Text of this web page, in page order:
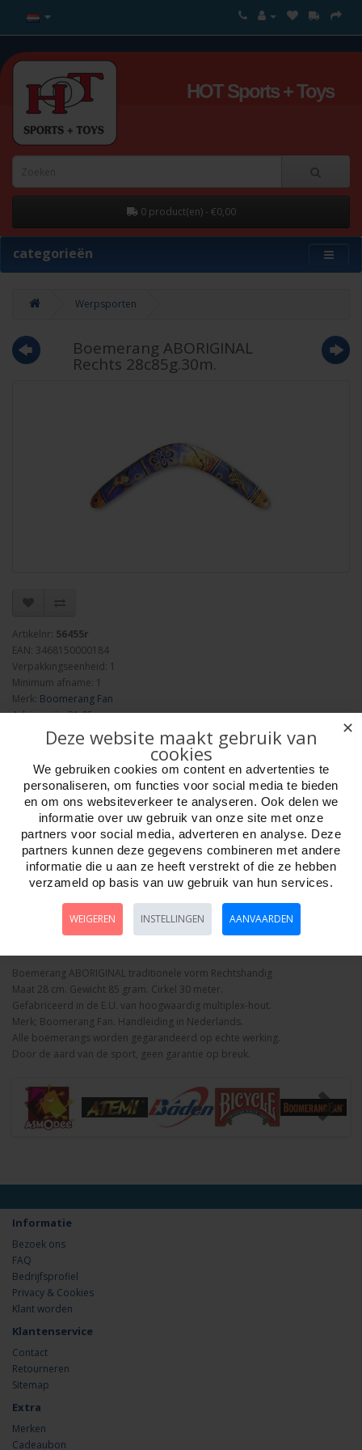
HOT Sports + Toys
0 product(en) - €0,00
categorieën
Werpsporten
Boemerang ABORIGINAL
Rechts 28c85g.30m.
Artikelnr: 56455r
EAN: 3468150000184
Verpakkingseenheid: 1
Minimum afname: 1
Merk: Boomerang Fan
Adviesprijs: 31.95
Aantal
Bestellen
Omschrijving Foto hoge resolutie Details
Boemerang ABORIGINAL traditionele vorm Rechtshandig
Maat 28 cm. Gewicht 85 gram. Cirkel 30 meter.
Gefabriceerd in de E.U. van hoogwaardig multiplex-hout.
Merk; Boomerang Fan. Handleiding in Nederlands.
Alle boemerangs worden gegarandeerd op echte werking.
Door de aard van de sport, geen garantie op breuk.
Informatie
Bezoek ons
FAQ
Bedrijfsprofiel
Privacy & Cookies
Klant worden
Klantenservice
Contact
Retourneren
Sitemap
Extra
Merken
Cadeaubon
✕
Deze website maakt gebruik van
cookies
We gebruiken cookies om content en advertenties te
personaliseren, om functies voor social media te bieden
en om ons websiteverkeer te analyseren. Ook delen we
informatie over uw gebruik van onze site met onze
partners voor social media, adverteren en analyse. Deze
partners kunnen deze gegevens combineren met andere
informatie die u aan ze heeft verstrekt of die ze hebben
verzameld op basis van uw gebruik van hun services.
WEIGEREN INSTELLINGEN AANVAARDEN